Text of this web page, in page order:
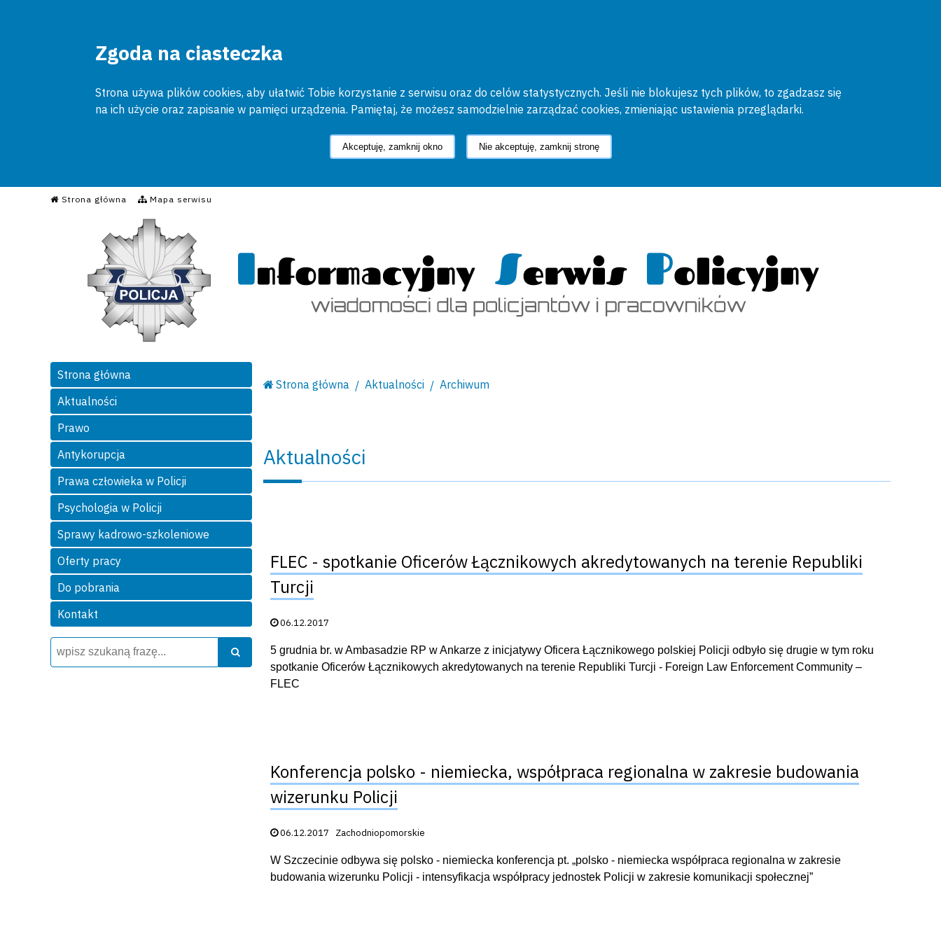
Zgoda na ciasteczka
Strona używa plików cookies, aby ułatwić Tobie korzystanie z serwisu oraz do celów statystycznych. Jeśli nie blokujesz tych plików, to zgadzasz się
na ich użycie oraz zapisanie w pamięci urządzenia. Pamiętaj, że możesz samodzielnie zarządzać cookies, zmieniając ustawienia przeglądarki.
Akceptuję, zamknij okno Nie akceptuję, zamknij stronę
Strona główna Mapa serwisu
Informacyjny Serwis Policyjny
Strona główna
Aktualności
Prawo
Antykorupcja
Prawa człowieka w Policji
Psychologia w Policji
Sprawy kadrowo-szkoleniowe
Oferty pracy
Do pobrania
Kontakt
Wyszukiwarka
Szukaj
Strona główna Aktualności Archiwum
Aktualności
FLEC - spotkanie Oficerów Łącznikowych akredytowanych na terenie Republiki
Turcji
Data publikacji:
06.12.2017
5 grudnia br. w Ambasadzie RP w Ankarze z inicjatywy Oficera Łącznikowego polskiej Policji odbyło się drugie w tym roku
spotkanie Oficerów Łącznikowych akredytowanych na terenie Republiki Turcji - Foreign Law Enforcement Community –
FLEC
Konferencja polsko - niemiecka, współpraca regionalna w zakresie budowania
wizerunku Policji
Data publikacji:
06.12.2017 Zachodniopomorskie
W Szczecinie odbywa się polsko - niemiecka konferencja pt. „polsko - niemiecka współpraca regionalna w zakresie
budowania wizerunku Policji - intensyfikacja współpracy jednostek Policji w zakresie komunikacji społecznej”